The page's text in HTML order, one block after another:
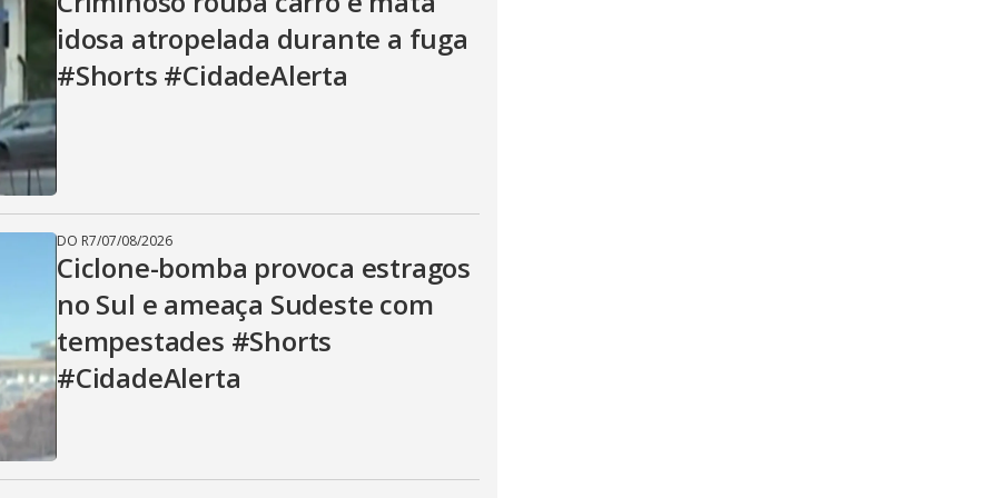
idosa atropelada durante a fuga
#Shorts #CidadeAlerta
DO R7/07/08/2026
Ciclone-bomba provoca estragos
no Sul e ameaça Sudeste com
tempestades #Shorts
#CidadeAlerta